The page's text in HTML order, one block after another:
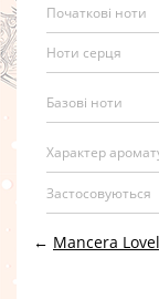
Початкові ноти
Ноти серця
Базові ноти
Характер
Застосовуються
← Mancera